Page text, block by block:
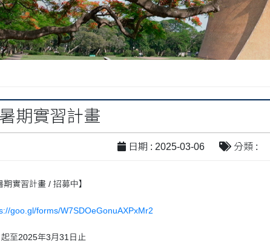
期實習計畫
日期 : 2025-03-06 分類 :
期實習計畫 / 招募中】
goo.gl/forms/W7SDOeGonuAXPxMr2
至2025年3月31日止